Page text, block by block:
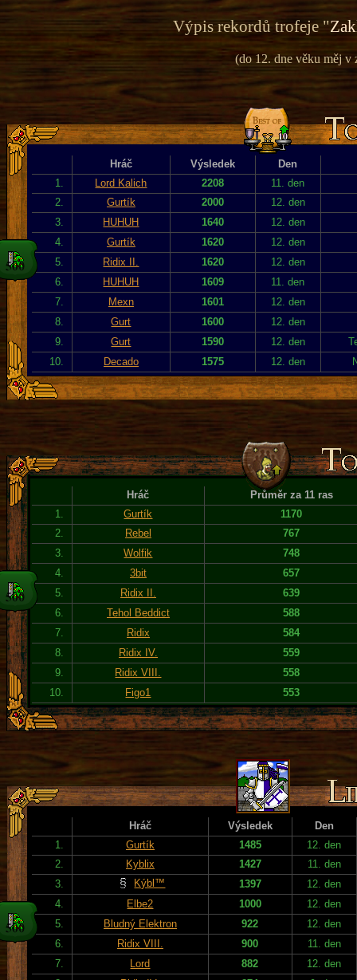
Výpis rekordů trofeje "
(do 12. dne věku měj v
Hráč Výsledek
Den
1.
Lord Kalich 2208
11. den
2.
Gurtík 2000
12. den
3.
HUHUH 1640
12. den
4.
Gurtík 1620
12. den
5.
Ridix II. 1620
12. den
6.
HUHUH 1609
11. den
7.
Mexn 1601
12. den
8.
Gurt 1600
12. den
9.
Gurt 1590 12. den
10.
Decado 1575 12. den
Hráč
Průměr za 11 ras
1.
Gurtík
1170
2.
Rebel
767
3.
Wolfik
748
4.
3bit
657
5.
Ridix II.
639
6.
Tehol Beddict
588
7.
Ridix
584
8.
Ridix IV.
559
9.
Ridix VIII.
558
10.
Figo1 553
Hráč Výsledek
Den
1.
Gurtík 1485
12. den
2.
Kyblix 1427
11. den
3.
Kýbl™ 1397
12. den
4.
Elbe2 1000
12. den
5.
Bludný Elektron 922
12. den
6.
Ridix VIII. 900
11. den
7.
Lord 882
12. den